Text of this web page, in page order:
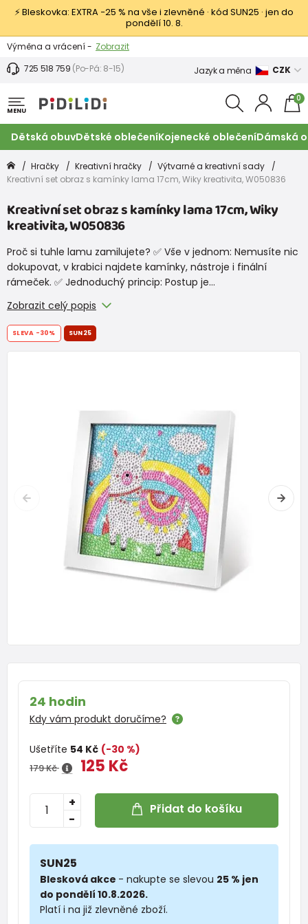
⚡ Bleskovka: EXTRA −25 % na vše i zlevněné · kód SUN25 · jen do
pondělí 10. 8.
Výměna a vrácení - Zobrazit
Sleva 100 Kč na první nákup -
725 518 759 (Po-Pá: 8-15) Jazyk a měna CZK
MENU
0
Dětská obuvDětské oblečeníKojenecké oblečeníDámská
Hračky Kreativní hračky
Výtvarné a kreativní sady
Kreativní set obraz s kamínky lama 17cm, Wiky kreativita, W050836
Kreativní set obraz s kamínky lama 17cm, Wiky
kreativita, W050836
Proč si tuhle lamu zamilujete? ✅ Vše v jednom: Nemusíte nic
dokupovat, v krabici najdete kamínky, nástroje i finální
rámeček. ✅ Jednoduchý princip: Postup je…
Zobrazit celý popis
24 hodin
Kdy vám produkt doručíme?
Ušetříte 54 Kč (-30 %)
179 Kč 125 Kč
-
+ Přidat do košíku
SUN25
Blesková akce - nakupte se slevou 25 % jen
do pondělí 10.8.2026.
Platí i na již zlevněné zboží.
SLEVA -30% SUN25